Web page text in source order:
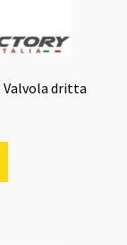
Valvola dritta